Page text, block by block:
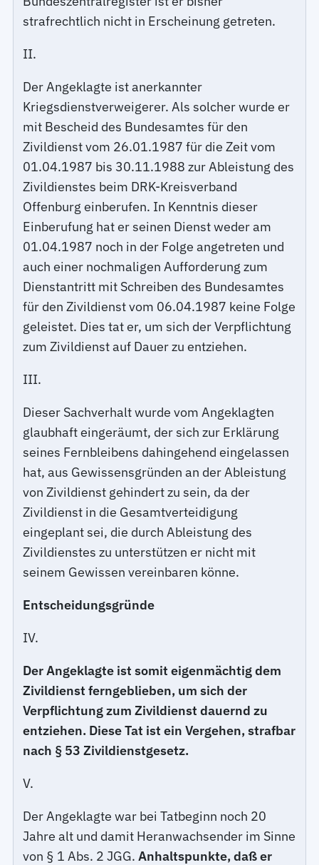
strafrechtlich nicht in Erscheinung getreten.
II.
Der Angeklagte ist anerkannter
Kriegsdienstverweigerer. Als solcher wurde er
mit Bescheid des Bundesamtes für den
Zivildienst vom 26.01.1987 für die Zeit vom
01.04.1987 bis 30.11.1988 zur Ableistung des
Zivildienstes beim DRK-Kreisverband
Offenburg einberufen. In Kenntnis dieser
Einberufung hat er seinen Dienst weder am
01.04.1987 noch in der Folge angetreten und
auch einer nochmaligen Aufforderung zum
Dienstantritt mit Schreiben des Bundesamtes
für den Zivildienst vom 06.04.1987 keine Folge
geleistet. Dies tat er, um sich der Verpflichtung
zum Zivildienst auf Dauer zu entziehen.
III.
Dieser Sachverhalt wurde vom Angeklagten
glaubhaft eingeräumt, der sich zur Erklärung
seines Fernbleibens dahingehend eingelassen
hat, aus Gewissensgründen an der Ableistung
von Zivildienst gehindert zu sein, da der
Zivildienst in die Gesamtverteidigung
eingeplant sei, die durch Ableistung des
Zivildienstes zu unterstützen er nicht mit
seinem Gewissen vereinbaren könne.
Entscheidungsgründe
IV.
Der Angeklagte ist somit eigenmächtig dem
Zivildienst ferngeblieben, um sich der
Verpflichtung zum Zivildienst dauernd zu
entziehen. Diese Tat ist ein Vergehen, strafbar
nach § 53 Zivildienstgesetz.
V.
Der Angeklagte war bei Tatbeginn noch 20
Jahre alt und damit Heranwachsender im Sinne
von § 1 Abs. 2 JGG.Anhaltspunkte, daß er